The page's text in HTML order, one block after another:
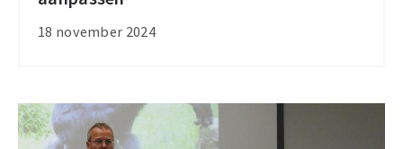
18 november 2024
wil
RI&E
aanpassen